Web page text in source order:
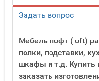
Задать вопрос
Мебель лофт (loft)
полки, подставки,
шкафы и т.д. Купить
заказать